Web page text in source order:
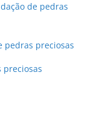
de pedras
pedras preciosas
preciosas